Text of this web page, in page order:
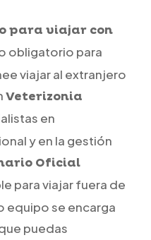
para viajar con
obligatorio para
viajar al extranjero
Veterizonia
en
y en la gestión
Oficial
para viajar fuera de
equipo se encarga
puedas